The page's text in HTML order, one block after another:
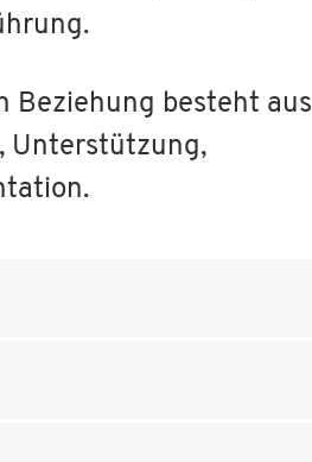
Beziehung besteht aus
Unterstützung,